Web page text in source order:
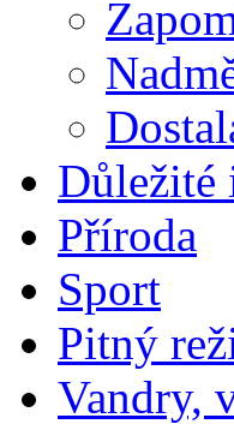
Důležité
Příroda
Sport
Pitný
Vandry,